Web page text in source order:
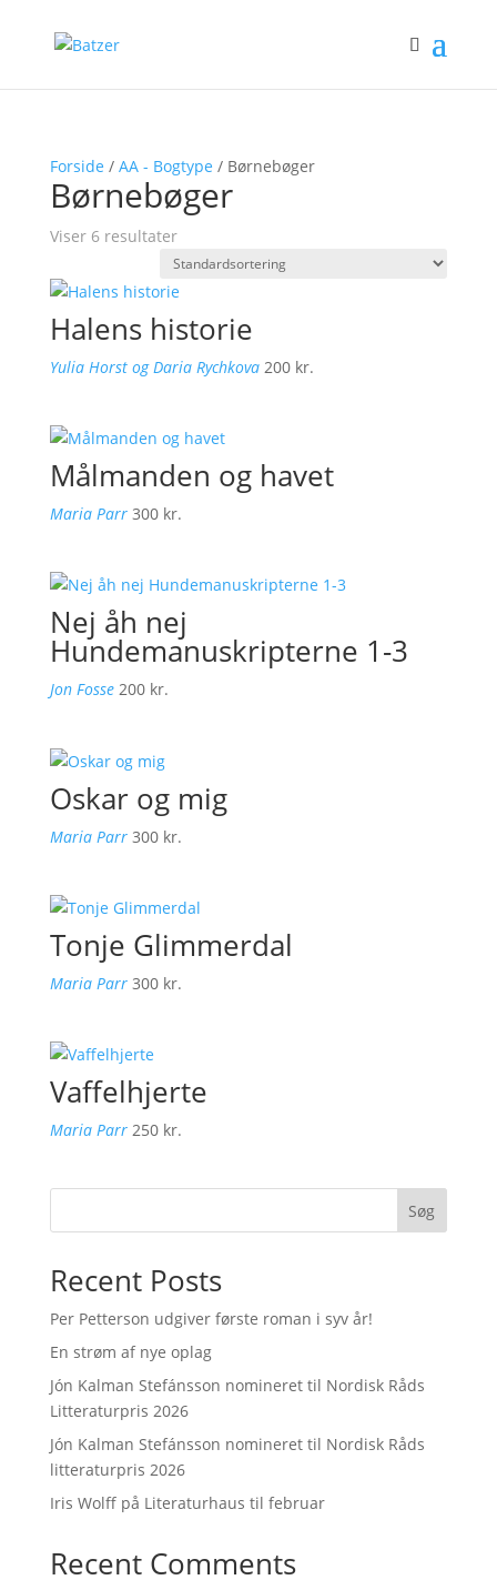
Forside / AA - Bogtype / Børnebøger
Børnebøger
Viser 6 resultater
Halens historie
Yulia Horst og Daria Rychkova 200 kr.
Målmanden og havet
Maria Parr 300 kr.
Nej åh nej
Hundemanuskripterne 1-3
Jon Fosse 200 kr.
Oskar og mig
Maria Parr 300 kr.
Tonje Glimmerdal
Maria Parr 300 kr.
Vaffelhjerte
Maria Parr 250 kr.
Søg
Recent Posts
Per Petterson udgiver første roman i syv år!
En strøm af nye oplag
Jón Kalman Stefánsson nomineret til Nordisk Råds
Litteraturpris 2026
Jón Kalman Stefánsson nomineret til Nordisk Råds
litteraturpris 2026
Iris Wolff på Literaturhaus til februar
Recent Comments